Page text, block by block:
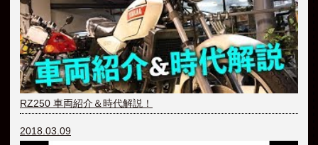
RZ250 車両紹介＆時代解説！
2018.03.09